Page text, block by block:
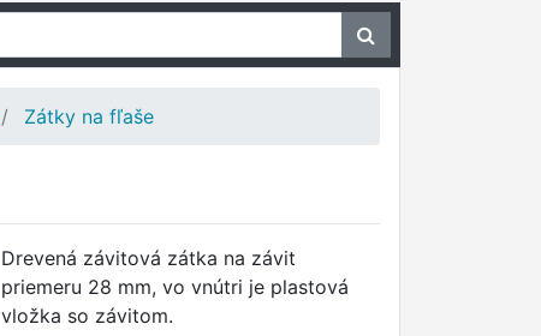
Zátky na fľaše
Drevená závitová zátka na závit
priemeru 28 mm, vo vnútri je plastová
vložka so závitom.